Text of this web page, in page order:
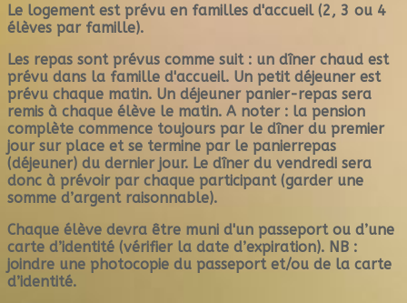
Le logement est prévu en familles d'accueil (2, 3 ou 4
élèves par famille).
Les repas sont prévus comme suit : un dîner chaud est
prévu dans la famille d'accueil. Un petit déjeuner est
prévu chaque matin. Un déjeuner panier-repas sera
remis à chaque élève le matin. A noter : la pension
complète commence toujours par le dîner du premier
jour sur place et se termine par le panierrepas
(déjeuner) du dernier jour. Le dîner du vendredi sera
donc à prévoir par chaque participant (garder une
somme d’argent raisonnable).
Chaque élève devra être muni d'un passeport ou d’une
carte d’identité (vérifier la date d’expiration). NB :
joindre une photocopie du passeport et/ou de la carte
d’identité.